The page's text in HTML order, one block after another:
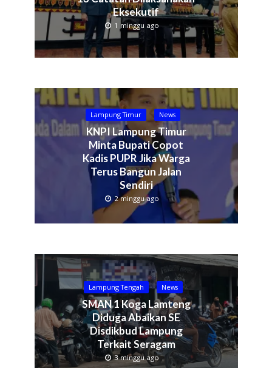
Eksekutif
1 minggu ago
Lampung Timur News
KNPI Lampung Timur
Minta Bupati Copot
Kadis PUPR Jika Warga
Terus Bangun Jalan
Sendiri
2 minggu ago
Lampung Tengah News
SMAN 1 Koga Lamteng
Diduga Abaikan SE
Disdikbud Lampung
Terkait Seragam
3 minggu ago